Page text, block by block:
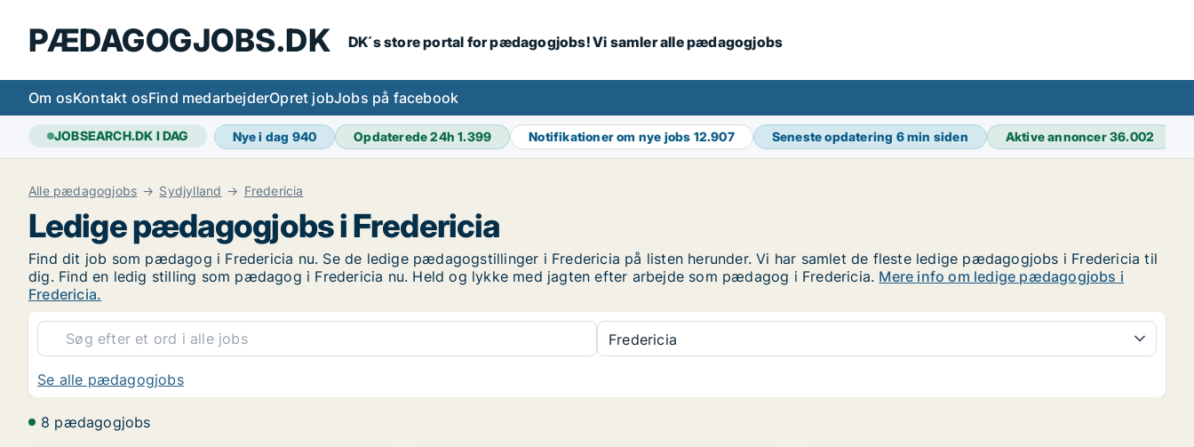
PÆDAGOGJOBS.DK DK´s store portal for pædagogjobs! Vi samler alle pædagogjobs
Om osKontakt osFind medarbejderOpret jobJobs på facebook
JOBSEARCH.DK I DAG Nye i dag 940 Opdaterede 24h1.399 Notifikationer om nye jobs 12.907 Seneste opdatering 6 min siden Aktive annoncer36.002
Alle pædagogjobs Sydjylland Fredericia
Ledige pædagogjobs i Fredericia
Find dit job som pædagog i Fredericia nu. Se de ledige pædagogstillinger i Fredericia på listen herunder. Vi har samlet de fleste ledige pædagogjobs i Fredericia til
dig. Find en ledig stilling som pædagog i Fredericia nu. Held og lykke med jagten efter arbejde som pædagog i Fredericia. Mere info om ledige pædagogjobs i
Fredericia.
Fredericia
Se alle pædagogjobs
8 pædagogjobs